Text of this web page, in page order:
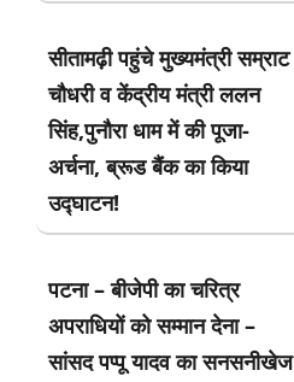
सीतामढ़ी पहुंचे मुख्यमंत्री सम्राट
चौधरी व केंद्रीय मंत्री ललन
सिंह,पुनौरा धाम में की पूजा-
अर्चना, ब्रूड बैंक का किया
उद्घाटन!
पटना – बीजेपी का चरित्र
अपराधियों को सम्मान देना –
सांसद पप्पू यादव का सनसनीखेज